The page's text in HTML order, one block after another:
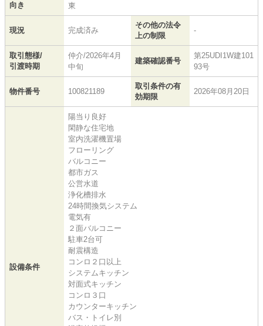
向き 東
現況 完成済み
その他の法令
上の制限
-
取引態様/
引渡時期
仲介/2026年4月
中旬
建築確認番号
第25UDI1W建101
93号
物件番号 100821189
取引条件の有
効期限
2026年08月20日
設備条件
陽当り良好
閑静な住宅地
室内洗濯機置場
フローリング
バルコニー
都市ガス
公営水道
浄化槽排水
24時間換気システム
電気有
２面バルコニー
駐車2台可
耐震構造
コンロ２口以上
システムキッチン
対面式キッチン
コンロ３口
カウンターキッチン
バス・トイレ別